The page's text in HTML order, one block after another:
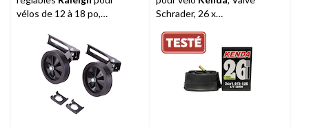
vélos de 12 à 18 po,
Schrader, 26 x